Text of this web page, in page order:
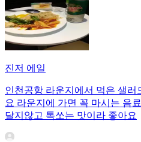
진저 에일
인천공항 라운지에서 먹은 샐러
요 라운지에 가면 꼭 마시는 음
달지않고 톡쏘는 맛이라 좋아요